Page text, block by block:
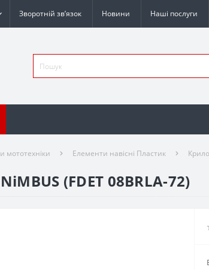
Зворотній зв’язок Новини Наші послуги
мототехніки Елементи навісні Пластик
(FDET 08BRLA-72)